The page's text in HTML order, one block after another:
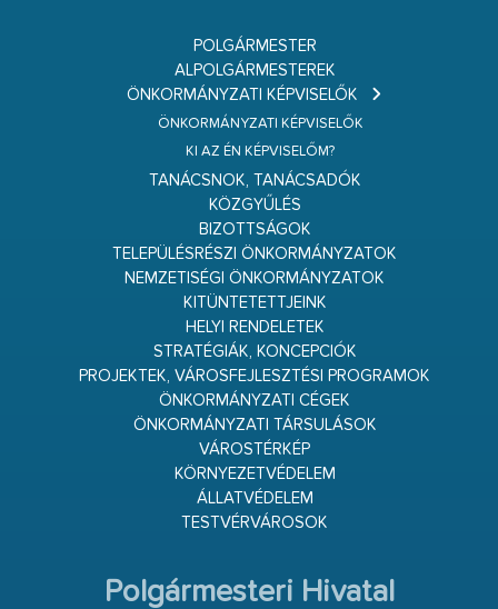
POLGÁRMESTER
ALPOLGÁRMESTEREK
ÖNKORMÁNYZATI KÉPVISELŐK
ÖNKORMÁNYZATI KÉPVISELŐK
KI AZ ÉN KÉPVISELŐM?
TANÁCSNOK, TANÁCSADÓK
KÖZGYŰLÉS
BIZOTTSÁGOK
TELEPÜLÉSRÉSZI ÖNKORMÁNYZATOK
NEMZETISÉGI ÖNKORMÁNYZATOK
KITÜNTETETTJEINK
HELYI RENDELETEK
STRATÉGIÁK, KONCEPCIÓK
PROJEKTEK, VÁROSFEJLESZTÉSI PROGRAMOK
ÖNKORMÁNYZATI CÉGEK
ÖNKORMÁNYZATI TÁRSULÁSOK
VÁROSTÉRKÉP
KÖRNYEZETVÉDELEM
ÁLLATVÉDELEM
TESTVÉRVÁROSOK
Polgármesteri Hivatal